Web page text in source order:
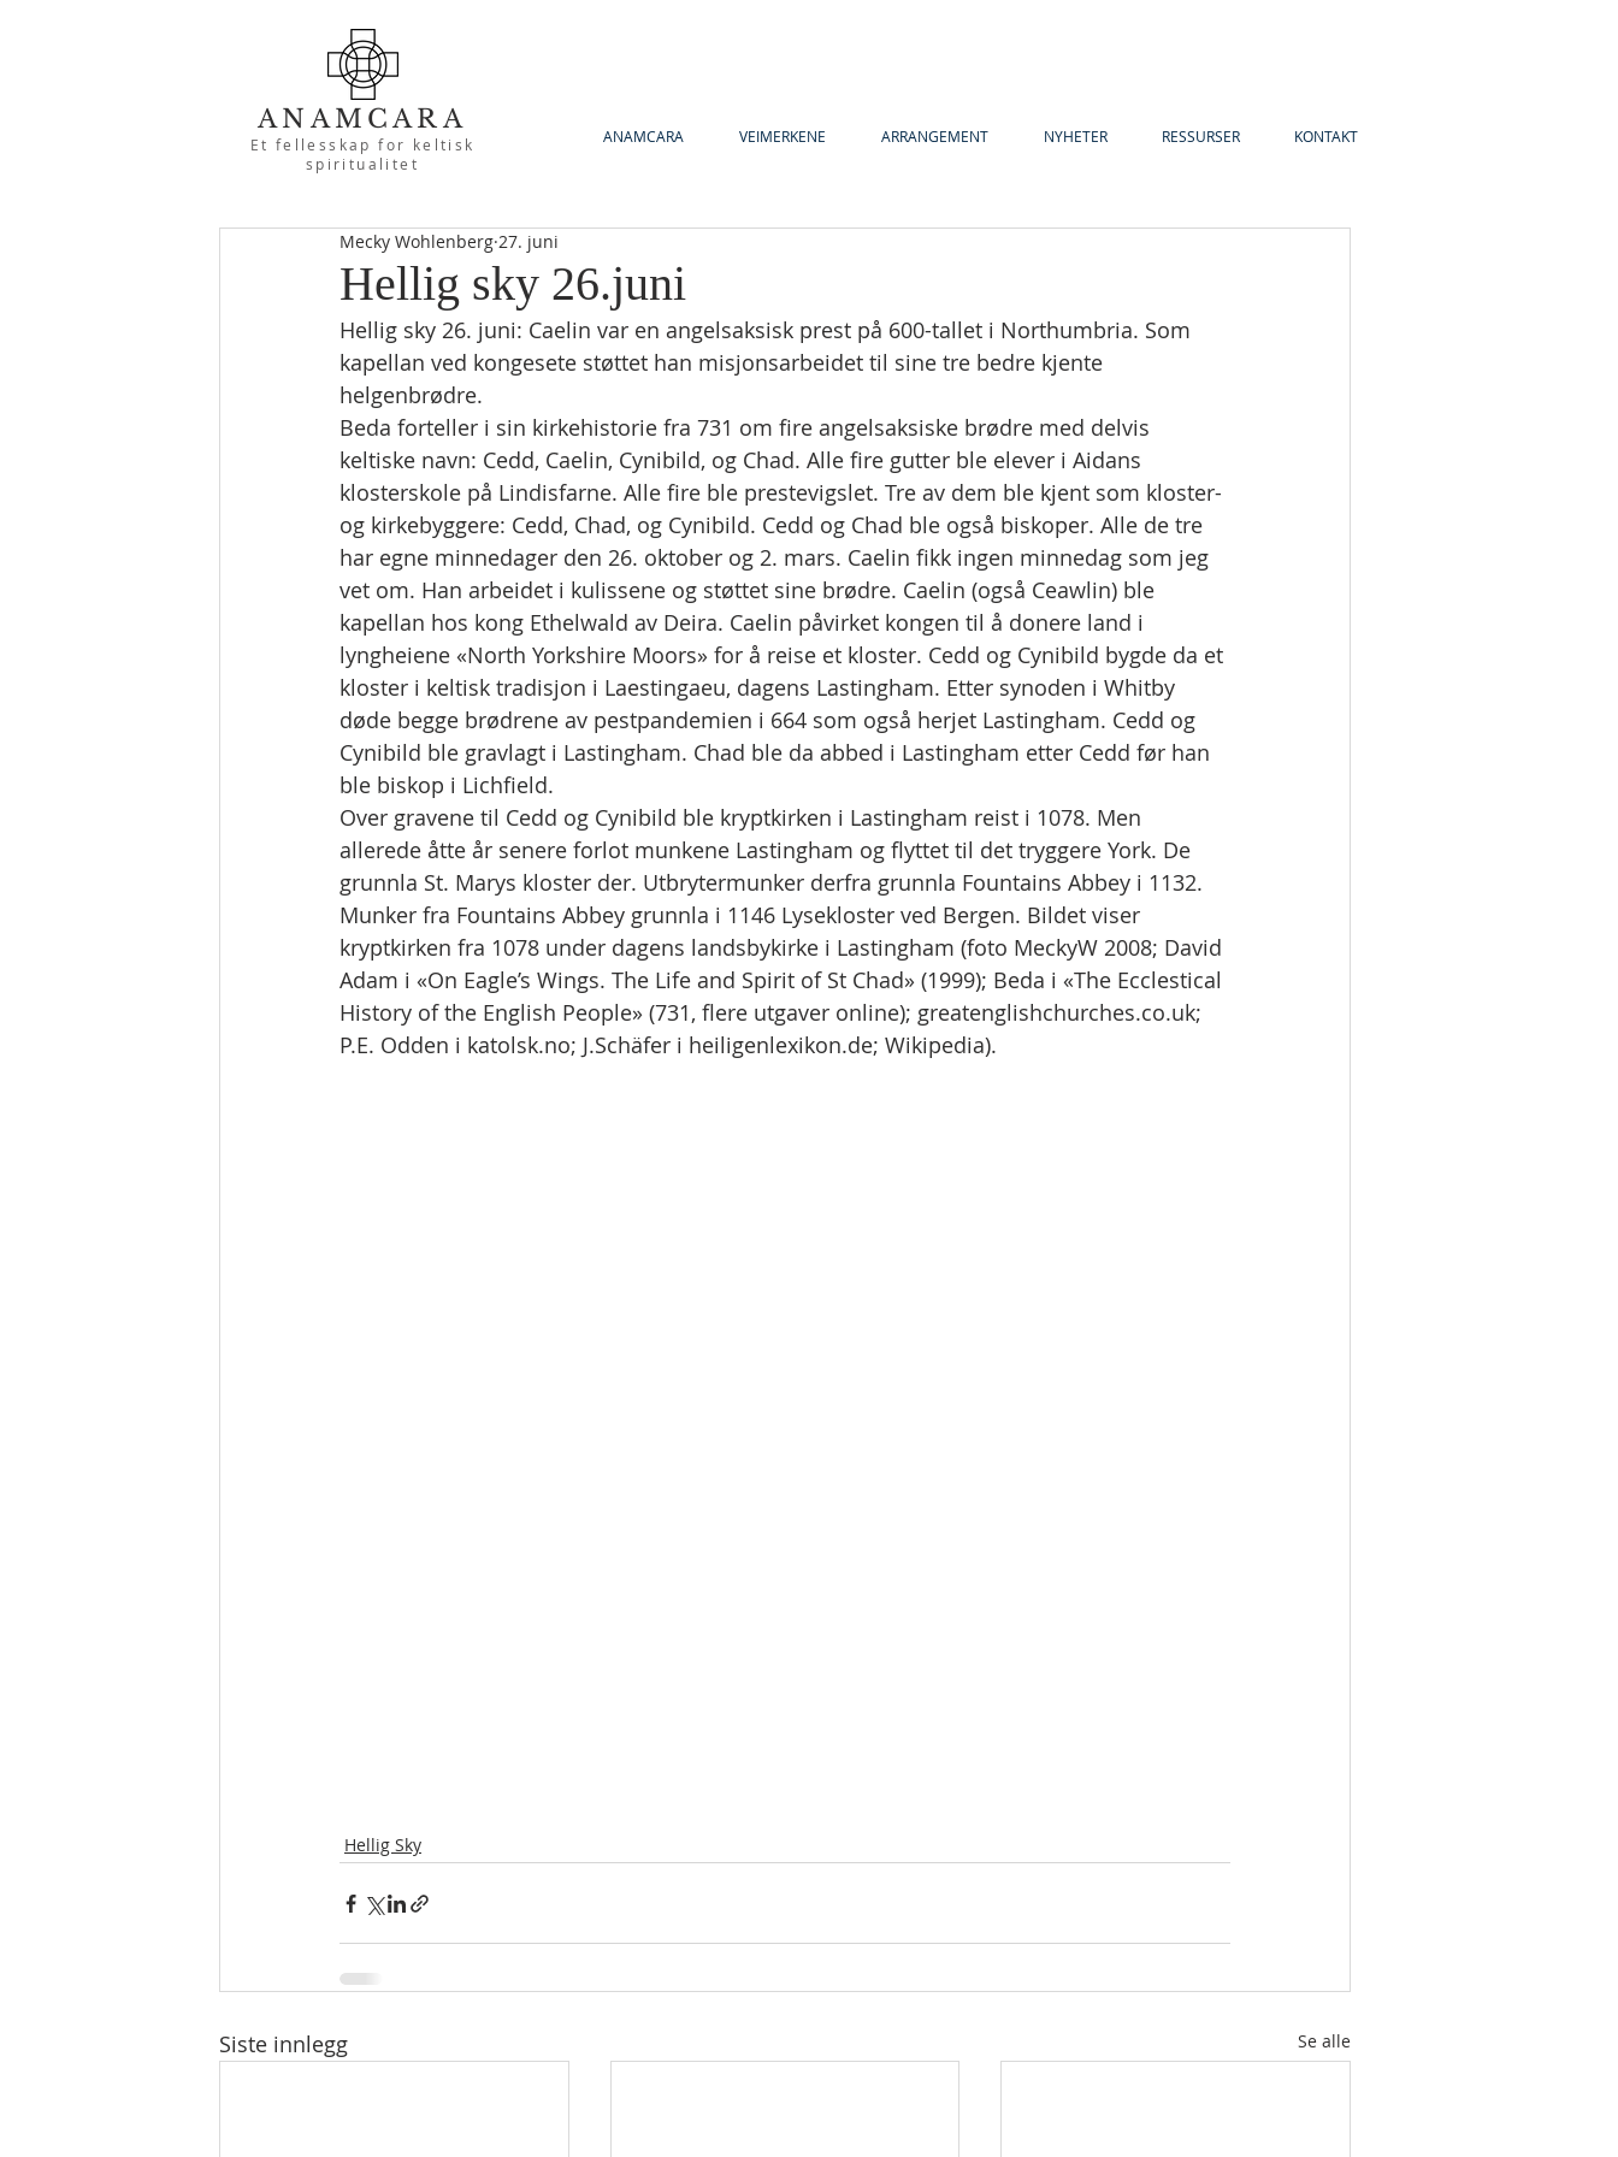
ANAMCARA
Et fellesskap for keltisk
spiritualitet
ANAMCARA VEIMERKENE ARRANGEMENT NYHETER RESSURSER KONTAKT
Hellig sky 26.juni
Mecky Wohlenberg 27. juni
Hellig sky 26. juni: Caelin var en angelsaksisk prest på 600-tallet i Northumbria. Som
kapellan ved kongesete støttet han misjonsarbeidet til sine tre bedre kjente
helgenbrødre.
Beda forteller i sin kirkehistorie fra 731 om fire angelsaksiske brødre med delvis
keltiske navn: Cedd, Caelin, Cynibild, og Chad. Alle fire gutter ble elever i Aidans
klosterskole på Lindisfarne. Alle fire ble prestevigslet. Tre av dem ble kjent som kloster-
og kirkebyggere: Cedd, Chad, og Cynibild. Cedd og Chad ble også biskoper. Alle de tre
har egne minnedager den 26. oktober og 2. mars. Caelin fikk ingen minnedag som jeg
vet om. Han arbeidet i kulissene og støttet sine brødre. Caelin (også Ceawlin) ble
kapellan hos kong Ethelwald av Deira. Caelin påvirket kongen til å donere land i
lyngheiene «North Yorkshire Moors» for å reise et kloster. Cedd og Cynibild bygde da et
kloster i keltisk tradisjon i Laestingaeu, dagens Lastingham. Etter synoden i Whitby
døde begge brødrene av pestpandemien i 664 som også herjet Lastingham. Cedd og
Cynibild ble gravlagt i Lastingham. Chad ble da abbed i Lastingham etter Cedd før han
ble biskop i Lichfield.
Over gravene til Cedd og Cynibild ble kryptkirken i Lastingham reist i 1078. Men
allerede åtte år senere forlot munkene Lastingham og flyttet til det tryggere York. De
grunnla St. Marys kloster der. Utbrytermunker derfra grunnla Fountains Abbey i 1132.
Munker fra Fountains Abbey grunnla i 1146 Lysekloster ved Bergen. Bildet viser
kryptkirken fra 1078 under dagens landsbykirke i Lastingham (foto MeckyW 2008; David
Adam i «On Eagle’s Wings. The Life and Spirit of St Chad» (1999); Beda i «The Ecclestical
History of the English People» (731, flere utgaver online); greatenglishchurches.co.uk;
P.E. Odden i katolsk.no; J.Schäfer i heiligenlexikon.de; Wikipedia).
Hellig Sky
Siste innlegg Se alle